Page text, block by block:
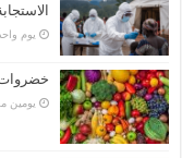
‏يوم
‏يومين